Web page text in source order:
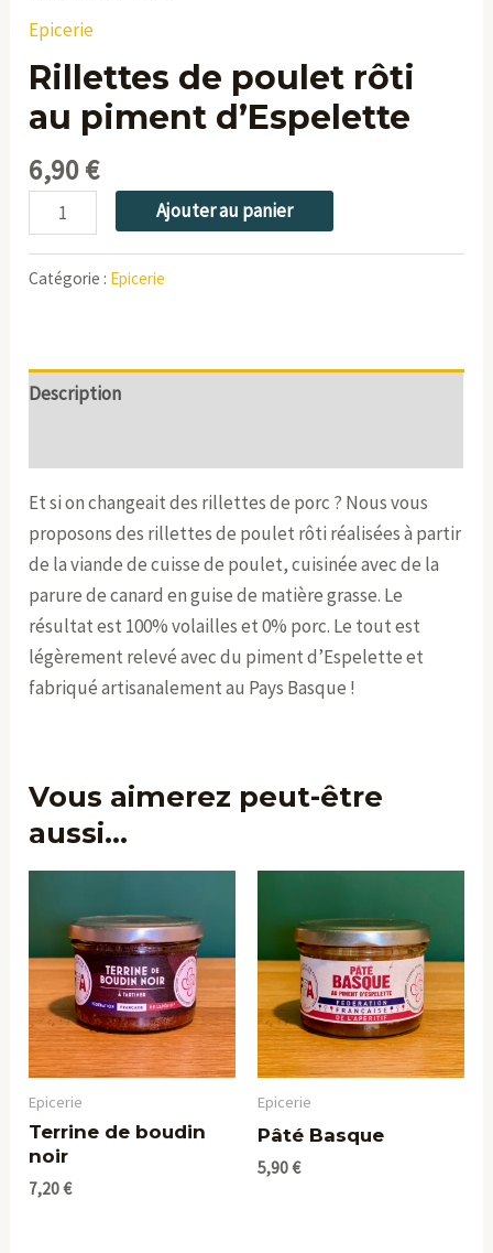
Epicerie
Rillettes de poulet rôti
au piment d’Espelette
6,90€
Ajouter au panier
Catégorie : Epicerie
Description
Et si on changeait des rillettes de porc ? Nous vous
proposons des rillettes de poulet rôti réalisées à partir
de la viande de cuisse de poulet, cuisinée avec de la
parure de canard en guise de matière grasse. Le
résultat est 100% volailles et 0% porc. Le tout est
légèrement relevé avec du piment d’Espelette et
fabriqué artisanalement au Pays Basque !
Vous aimerez peut-être
aussi…
Epicerie
Terrine de boudin
noir
7,20€
Epicerie
Pâté Basque
5,90€